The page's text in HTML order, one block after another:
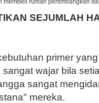
SEJUMLAH
primer
wajar bila
sangat
mereka.